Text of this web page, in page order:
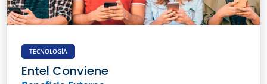
TECNOLOGÍA
Entel Conviene